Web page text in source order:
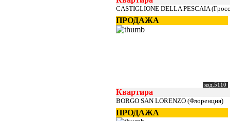
CASTIGLIONE DELLA PESCAIA
ПРОДАЖА
код.5110
Квартира
BORGO SAN LORENZO (Флоренция)
ПРОДАЖА